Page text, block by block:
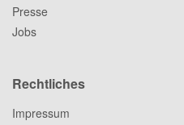
Presse
Jobs
Rechtliches
Impressum